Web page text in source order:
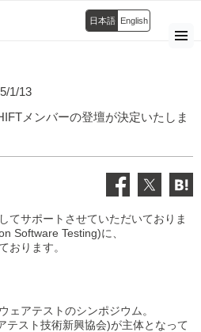
日本語 English
1/13
メンバーの登壇が決定いたしま
てサポートさせていただいておりま
Software Testing)に、
おります。
ェアテストのシンポジウム。
テスト技術新興協会)が主体となって